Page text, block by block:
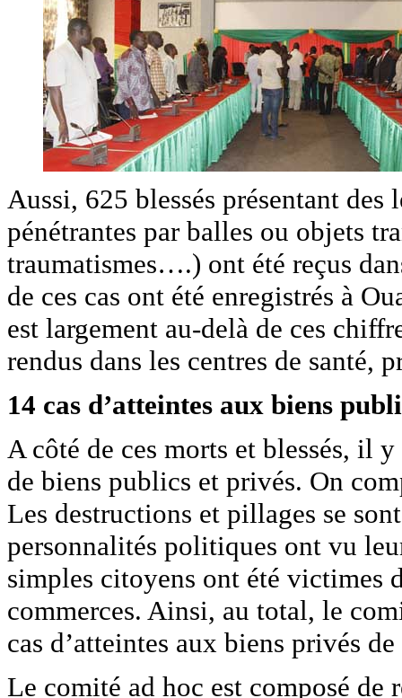
Aussi, 625 blessés présentant
pénétrantes par balles ou objets
traumatismes….) ont été reçus
de ces cas ont été enregistrés à
est largement au-delà de ces
rendus dans les centres de santé,
14 cas d’atteintes aux biens
A côté de ces morts et blessés, il
de biens publics et privés. On
Les destructions et pillages se
personnalités politiques ont vu
simples citoyens ont été victimes
commerces. Ainsi, au total, le
cas d’atteintes aux biens privés
Le comité ad hoc est composé de